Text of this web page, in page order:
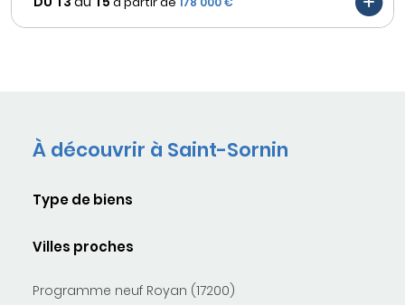
À découvrir à Saint-Sornin
Type de biens
Villes proches
Programme neuf Royan (17200)